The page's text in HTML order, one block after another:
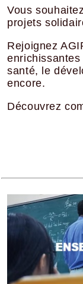
Vous
projets
Rejoignez
santé, le
encore.
Découvrez